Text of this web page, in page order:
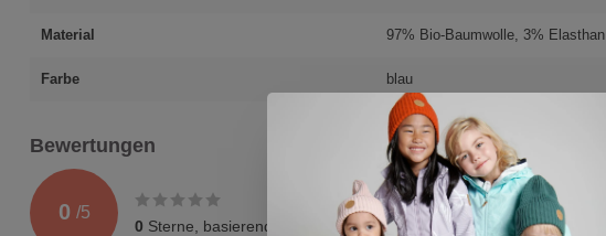
Material 97% Bio-Baumwolle, 3% Elasthan
Farbe blau
Bewertungen
0 /5
0 Sterne, basierend auf Bewertungen